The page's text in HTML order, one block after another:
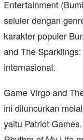
Entertainment
seluler dengan
karakter populer
and The
internasional.
Game Virgo and
ini diluncurkan
yaitu Patriot